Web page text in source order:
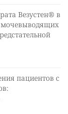
Везустен® в
пациентов с